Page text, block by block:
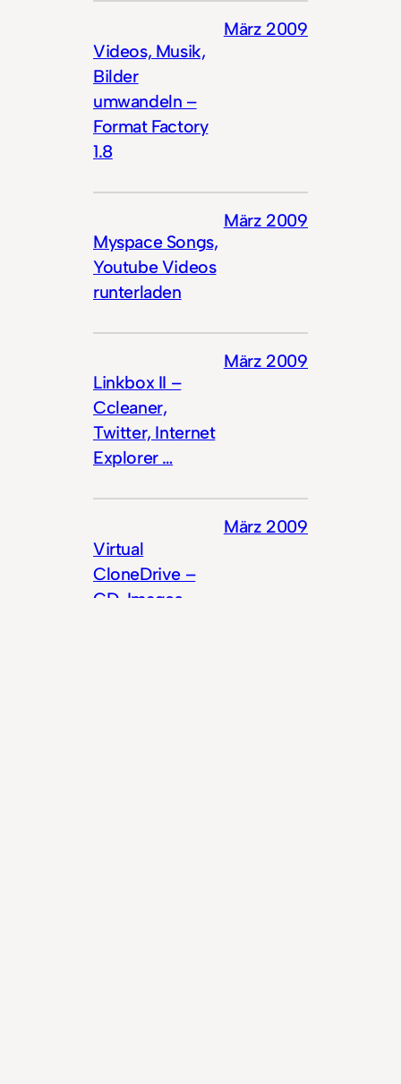
Videos, Musik,
Bilder
umwandeln –
Format Factory
1.8
März 2009
Myspace Songs,
Youtube Videos
runterladen
März 2009
Linkbox II –
Ccleaner,
Twitter, Internet
Explorer …
März 2009
Virtual
CloneDrive –
CD-Images
März 2009